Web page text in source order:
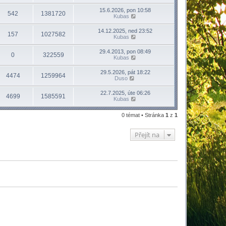
v
e
542 1381720
15.6.2026, pon 10:58
Kubas
157 1027582
14.12.2025, ned 23:52
Kubas
0 322559
29.4.2013, pon 08:49
Kubas
4474 1259964
29.5.2026, pát 18:22
Duso
4699 1585591
22.7.2025, úte 06:26
Kubas
0 témat • Stránka 1 z 1
Přejít na